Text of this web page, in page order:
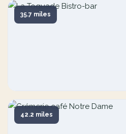
35.7 miles
42.2 miles